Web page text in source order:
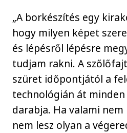
„A borkészítés egy
hogy milyen képet
és lépésről lépésre
tudjam rakni. A
szüret időpontjától a
technológián át
darabja. Ha valami
nem lesz olyan a